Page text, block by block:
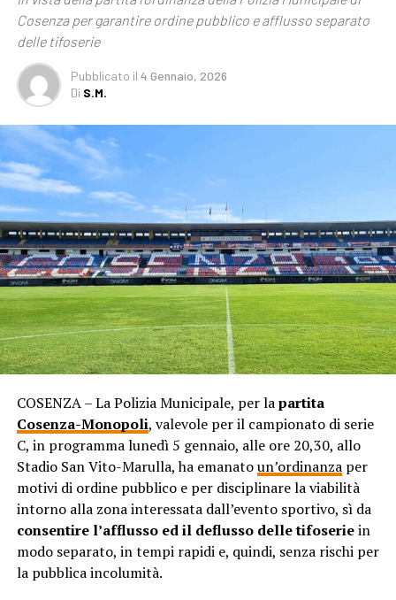
Cosenza per garantire ordine pubblico e afflusso separato
delle tifoserie
Pubblicato il 4 Gennaio, 2026
Di S.M.
COSENZA – La Polizia Municipale, per lapartita
Cosenza-Monopoli, valevole per il campionato di serie
C, in programma lunedì 5 gennaio, alle ore 20,30, allo
Stadio San Vito-Marulla, ha emanatoun’ordinanzaper
motivi di ordine pubblico e per disciplinare la viabilità
intorno alla zona interessata dall’evento sportivo, sì da
consentire l’afflusso ed il deflusso delle tifoseriein
modo separato, in tempi rapidi e, quindi, senza rischi per
la pubblica incolumità.